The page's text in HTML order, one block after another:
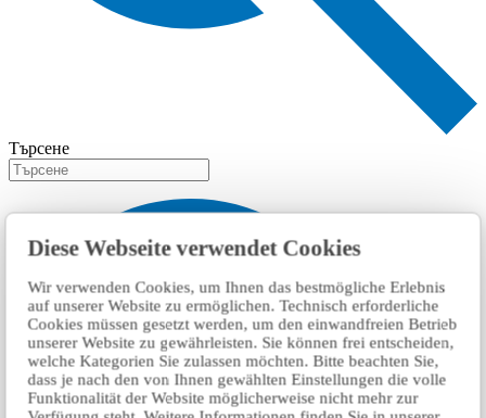
Diese Webseite verwendet Cookies
Wir verwenden Cookies, um Ihnen das bestmögliche Erlebnis
auf unserer Website zu ermöglichen. Technisch erforderliche
Cookies müssen gesetzt werden, um den einwandfreien Betrieb
unserer Website zu gewährleisten. Sie können frei entscheiden,
welche Kategorien Sie zulassen möchten. Bitte beachten Sie,
dass je nach den von Ihnen gewählten Einstellungen die volle
Funktionalität der Website möglicherweise nicht mehr zur
Търсене